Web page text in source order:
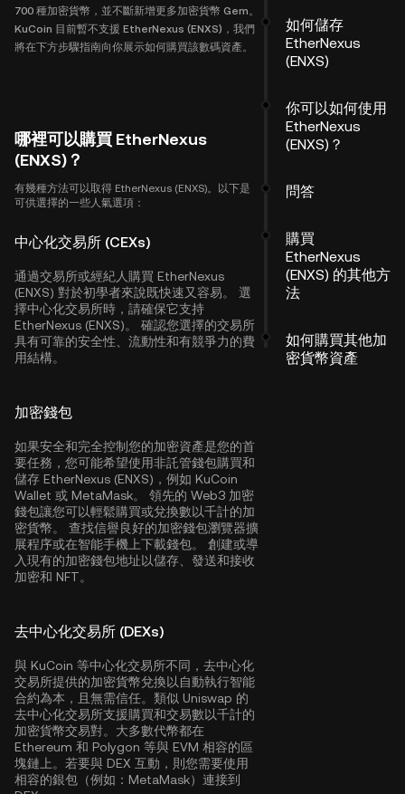
700 種加密貨幣，並不斷新增更多加密貨幣 Gem。
KuCoin 目前暫不支援 EtherNexus (ENXS)，我們
將在下方步驟指南向你展示如何購買該數碼資產。
哪裡可以購買 EtherNexus
(ENXS)？
有幾種方法可以取得 EtherNexus (ENXS)。以下是
可供選擇的一些人氣選項：
中心化交易所 (CEXs)
通過交易所或經紀人購買 EtherNexus
(ENXS) 對於初學者來說既快速又容易。 選
擇中心化交易所時，請確保它支持
EtherNexus (ENXS)。 確認您選擇的交易所
具有可靠的安全性、流動性和有競爭力的費
用結構。
加密錢包
如果安全和完全控制您的加密資產是您的首
要任務，您可能希望使用非託管錢包購買和
儲存 EtherNexus (ENXS)，例如 KuCoin
Wallet 或 MetaMask。 領先的 Web3 加密
錢包讓您可以輕鬆購買或兌換數以千計的加
密貨幣。 查找信譽良好的加密錢包瀏覽器擴
展程序或在智能手機上下載錢包。 創建或導
入現有的加密錢包地址以儲存、發送和接收
加密和 NFT。
去中心化交易所 (DEXs)
與 KuCoin 等中心化交易所不同，去中心化
交易所提供的加密貨幣兌換以自動執行智能
合約為本，且無需信任。類似 Uniswap 的
去中心化交易所支援購買和交易數以千計的
加密貨幣交易對。大多數代幣都在
Ethereum 和 Polygon 等與 EVM 相容的區
塊鏈上。若要與 DEX 互動，則您需要使用
相容的銀包（例如：MetaMask）連接到
如何儲存
EtherNexus
(ENXS)
你可以如何使用
EtherNexus
(ENXS)？
問答
購買
EtherNexus
(ENXS) 的其他方
法
如何購買其他加
密貨幣資產